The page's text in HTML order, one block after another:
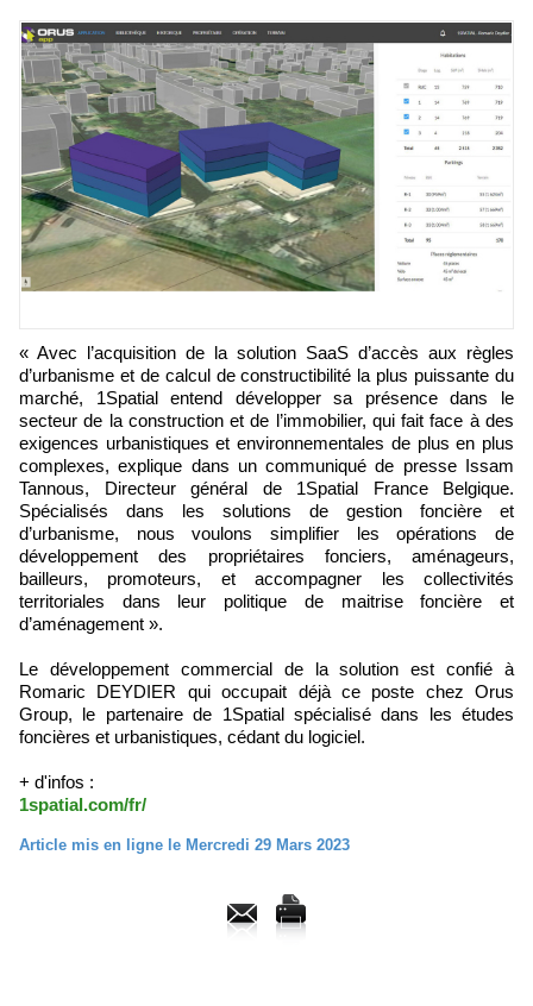
« Avec l’acquisition de la solution SaaS d’accès aux règles
d’urbanisme et de calcul de constructibilité la plus puissante du
marché, 1Spatial entend développer sa présence dans le
secteur de la construction et de l’immobilier, qui fait face à des
exigences urbanistiques et environnementales de plus en plus
complexes, explique dans un communiqué de presse Issam
Tannous, Directeur général de 1Spatial France Belgique.
Spécialisés dans les solutions de gestion foncière et
d’urbanisme, nous voulons simplifier les opérations de
développement des propriétaires fonciers, aménageurs,
bailleurs, promoteurs, et accompagner les collectivités
territoriales dans leur politique de maitrise foncière et
d’aménagement ».
Le développement commercial de la solution est confié à
Romaric DEYDIER qui occupait déjà ce poste chez Orus
Group, le partenaire de 1Spatial spécialisé dans les études
foncières et urbanistiques, cédant du logiciel.
+ d'infos :
1spatial.com/fr/
Article mis en ligne le Mercredi 29 Mars 2023